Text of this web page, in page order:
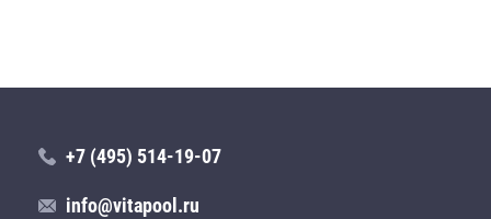
+7 (495) 514-19-07
info@vitapool.ru